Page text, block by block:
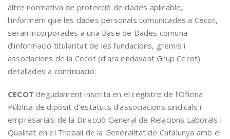
altre normativa de protecció de dades aplicable,
l’informem que les dades personals comunicades a Cecot,
seran incorporades a una Base de Dades comuna
d’informació titularitat de les fundacions, gremis i
associacions de la Cecot (d’ara endavant Grup Cecot)
detallades a continuació:
CECOT degudament inscrita en el registre de l’Oficina
Pública de dipòsit d’estatuts d’associacions sindicals i
empresarials de la Direcció General de Relacions Laborals i
Qualitat en el Treball de la Generalitat de Catalunya amb el